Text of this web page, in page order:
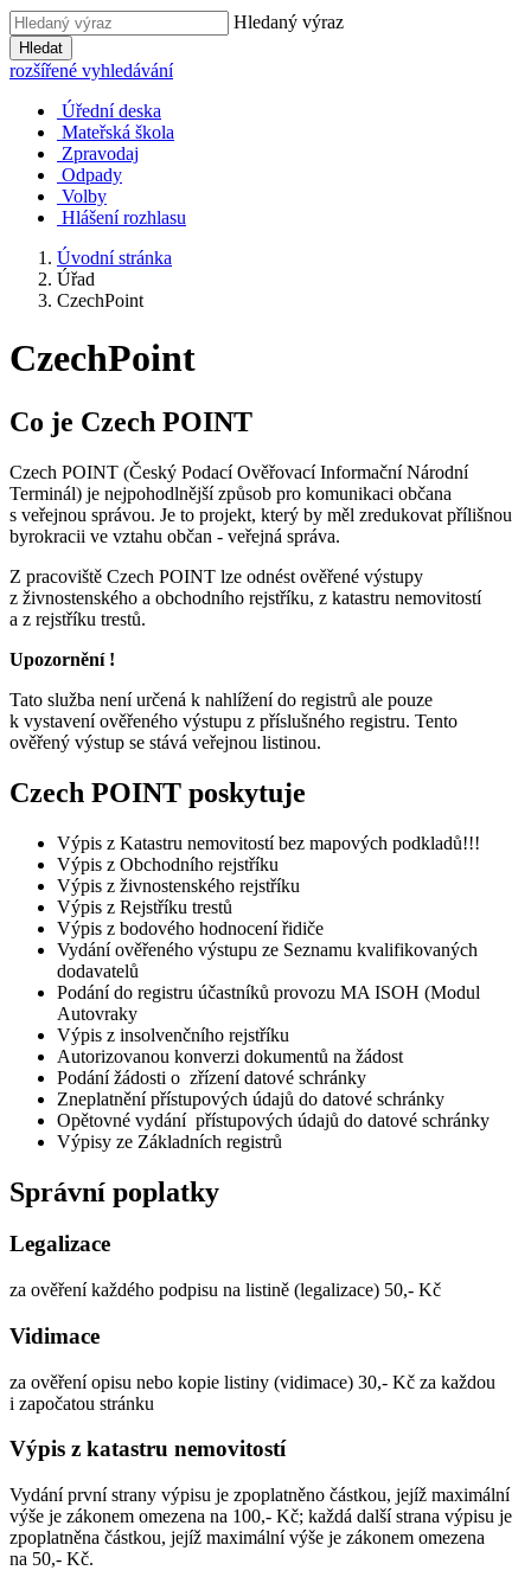
Hledaný výraz
Hledat
rozšířené vyhledávání
Úřední deska
Mateřská škola
Zpravodaj
Odpady
Volby
Hlášení rozhlasu
Úvodní stránka
Úřad
CzechPoint
CzechPoint
Co je Czech POINT
Czech POINT (Český Podací Ověřovací Informační Národní
Terminál) je nejpohodlnější způsob pro komunikaci občana
s veřejnou správou. Je to projekt, který by měl zredukovat přílišnou
byrokracii ve vztahu občan - veřejná správa.
Z pracoviště Czech POINT lze odnést ověřené výstupy
z živnostenského a obchodního rejstříku, z katastru nemovitostí
a z rejstříku trestů.
Upozornění !
Tato služba není určená k nahlížení do registrů ale pouze
k vystavení ověřeného výstupu z příslušného registru. Tento
ověřený výstup se stává veřejnou listinou.
Czech POINT poskytuje
Výpis z Katastru nemovitostí bez mapových podkladů!!!
Výpis z Obchodního rejstříku
Výpis z živnostenského rejstříku
Výpis z Rejstříku trestů
Výpis z bodového hodnocení řidiče
Vydání ověřeného výstupu ze Seznamu kvalifikovaných
dodavatelů
Podání do registru účastníků provozu MA ISOH (Modul
Autovraky
Výpis z insolvenčního rejstříku
Autorizovanou konverzi dokumentů na žádost
Podání žádosti o zřízení datové schránky
Zneplatnění přístupových údajů do datové schránky
Opětovné vydání přístupových údajů do datové schránky
Výpisy ze Základních registrů
Správní poplatky
Legalizace
za ověření každého podpisu na listině (legalizace) 50,- Kč
Vidimace
za ověření opisu nebo kopie listiny (vidimace) 30,- Kč za každou
i započatou stránku
Výpis z katastru nemovitostí
Vydání první strany výpisu je zpoplatněno částkou, jejíž maximální
výše je zákonem omezena na 100,- Kč; každá další strana výpisu je
zpoplatněna částkou, jejíž maximální výše je zákonem omezena
na 50,- Kč.